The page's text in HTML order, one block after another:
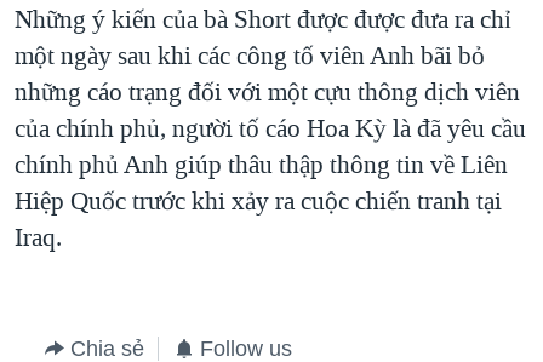
Những ý kiến của bà Short được được đưa ra chỉ
một ngày sau khi các công tố viên Anh bãi bỏ
những cáo trạng đối với một cựu thông dịch viên
của chính phủ, người tố cáo Hoa Kỳ là đã yêu cầu
chính phủ Anh giúp thâu thập thông tin về Liên
Hiệp Quốc trước khi xảy ra cuộc chiến tranh tại
Iraq.
Chia sẻ Follow us